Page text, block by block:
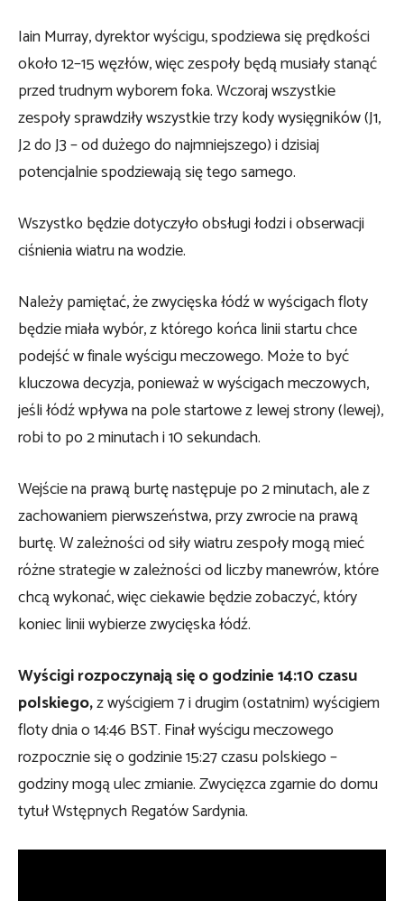
Iain Murray, dyrektor wyścigu, spodziewa się prędkości
około 12–15 węzłów, więc zespoły będą musiały stanąć
przed trudnym wyborem foka. Wczoraj wszystkie
zespoły sprawdziły wszystkie trzy kody wysięgników (J1,
J2 do J3 – od dużego do najmniejszego) i dzisiaj
potencjalnie spodziewają się tego samego.
Wszystko będzie dotyczyło obsługi łodzi i obserwacji
ciśnienia wiatru na wodzie.
Należy pamiętać, że zwycięska łódź w wyścigach floty
będzie miała wybór, z którego końca linii startu chce
podejść w finale wyścigu meczowego. Może to być
kluczowa decyzja, ponieważ w wyścigach meczowych,
jeśli łódź wpływa na pole startowe z lewej strony (lewej),
robi to po 2 minutach i 10 sekundach.
Wejście na prawą burtę następuje po 2 minutach, ale z
zachowaniem pierwszeństwa, przy zwrocie na prawą
burtę. W zależności od siły wiatru zespoły mogą mieć
różne strategie w zależności od liczby manewrów, które
chcą wykonać, więc ciekawie będzie zobaczyć, który
koniec linii wybierze zwycięska łódź.
Wyścigi rozpoczynają się o godzinie 14:10 czasu
polskiego,z wyścigiem 7 i drugim (ostatnim) wyścigiem
floty dnia o 14:46 BST. Finał wyścigu meczowego
rozpocznie się o godzinie 15:27 czasu polskiego –
godziny mogą ulec zmianie. Zwycięzca zgarnie do domu
tytuł Wstępnych Regatów Sardynia.